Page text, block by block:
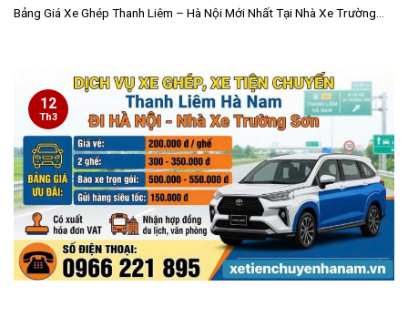
Bảng Giá Xe Ghép Thanh Liêm – Hà Nội Mới Nhất Tại Nhà Xe Trường...
12
Th3